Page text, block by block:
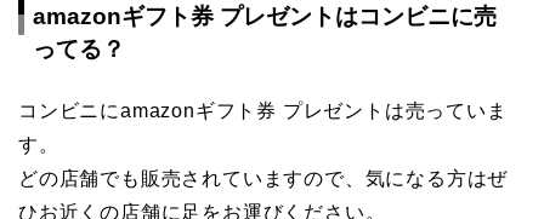
amazonギフト券 プレゼントはコンビニに売
ってる？
コンビニにamazonギフト券 プレゼントは売っていま
す。
どの店舗でも販売されていますので、気になる方はぜ
ひお近くの店舗に足をお運びください。